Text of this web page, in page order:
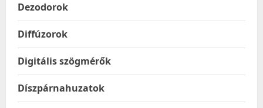
Dezodorok
Diffúzorok
Digitális szögmérők
Díszpárnahuzatok